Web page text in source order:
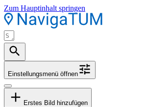
Zum Hauptinhalt springen
Einstellungsmenü öffnen
Erstes Bild hinzufügen